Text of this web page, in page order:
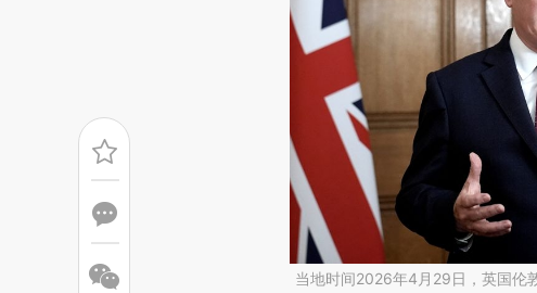
当地时间2026年4月29日，英国伦